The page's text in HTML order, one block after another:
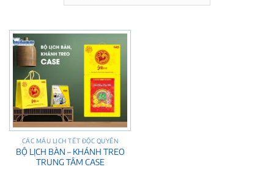
CÁC MẪU LỊCH TẾT ĐỘC QUYỀN
BỘ LỊCH BÀN – KHÁNH TREO
TRUNG TÂM CASE